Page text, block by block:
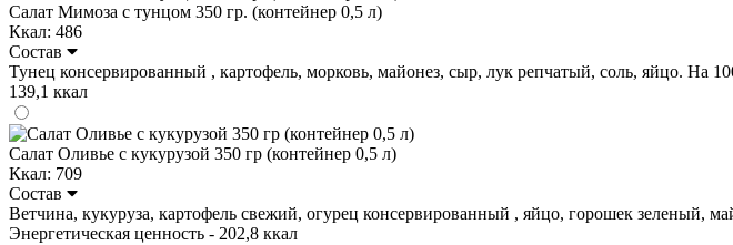
Салат Мимоза с тунцом 350 гр. (контейнер 0,5 л)
Ккал: 486
Состав
Тунец консервированный , картофель, морковь, майонез, сыр, лук репчатый, соль, яйцо. На
139,1 ккал
Салат Оливье с кукурузой 350 гр (контейнер 0,5 л)
Ккал: 709
Состав
Ветчина, кукуруза, картофель свежий, огурец консервированный , яйцо, горошек зеленый,
Энергетическая ценность - 202,8 ккал